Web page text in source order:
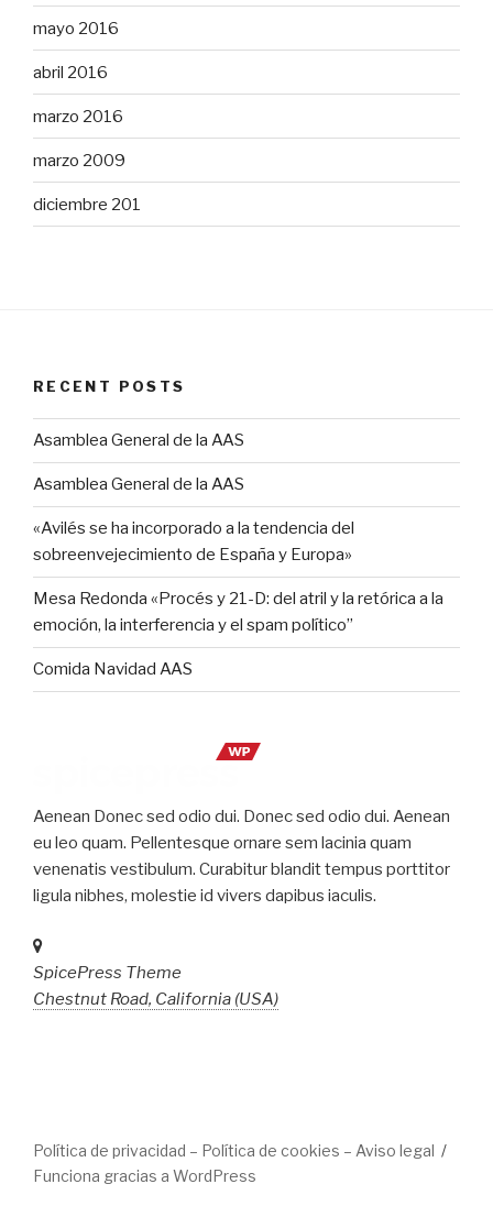
mayo 2016
abril 2016
marzo 2016
marzo 2009
diciembre 201
RECENT POSTS
Asamblea General de la AAS
Asamblea General de la AAS
«Avilés se ha incorporado a la tendencia del
sobreenvejecimiento de España y Europa»
Mesa Redonda «Procés y 21-D: del atril y la retórica a la
emoción, la interferencia y el spam político”
Comida Navidad AAS
Aenean Donec sed odio dui. Donec sed odio dui. Aenean
eu leo quam. Pellentesque ornare sem lacinia quam
venenatis vestibulum. Curabitur blandit tempus porttitor
ligula nibhes, molestie id vivers dapibus iaculis.
SpicePress Theme
Chestnut Road, California (USA)
Política de privacidad – Política de cookies – Aviso legal
Funciona gracias a WordPress